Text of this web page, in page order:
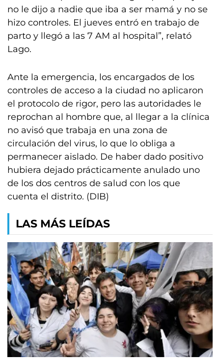
no le dijo a nadie que iba a ser mamá y no se
hizo controles. El jueves entró en trabajo de
parto y llegó a las 7 AM al hospital”, relató
Lago.
Ante la emergencia, los encargados de los
controles de acceso a la ciudad no aplicaron
el protocolo de rigor, pero las autoridades le
reprochan al hombre que, al llegar a la clínica
no avisó que trabaja en una zona de
circulación del virus, lo que lo obliga a
permanecer aislado. De haber dado positivo
hubiera dejado prácticamente anulado uno
de los dos centros de salud con los que
cuenta el distrito. (DIB)
LAS MÁS LEÍDAS